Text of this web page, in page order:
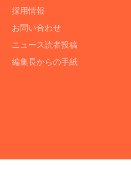
採用情報
お問い合わせ
ニュース読者投稿
編集長からの手紙